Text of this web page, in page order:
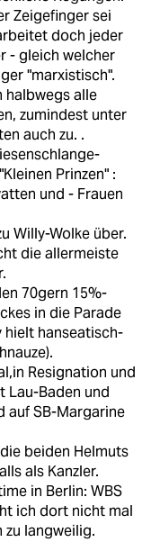
Zeigefinger sei
doch jeder
- gleich welcher
"marxistisch".
halbwegs alle
zumindest unter
auch zu. .
Prinzen" :
und - Frauen
Willy-Wolke über.
die allermeiste
70gern 15%-
in die Parade
hielt hanseatisch-
Resignation und
Lau-Baden und
auf SB-Margarine
beiden Helmuts
als Kanzler.
in Berlin: WBS
ich dort nicht mal
zu langweilig.